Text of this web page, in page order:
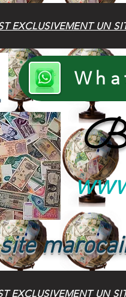
EXCLUSIVEMENT UN
EXCLUSIVEMENT UN